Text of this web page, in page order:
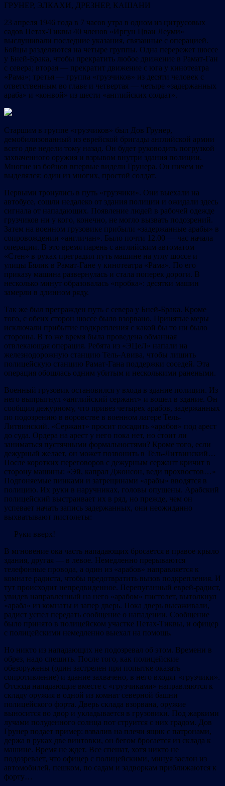
ГРУНЕР, ЭЛКАХИ, ДРЕЗНЕР, КАШАНИ
23 апреля 1946 года в 7 часов утра в одном из цитрусовых
садов Петах-Тиквы 40 членов «Иргун Цваи Леуми»
выслушивали последние указания, связанные с операцией.
Бойцы разделяются на четыре группы. Одна перережет шоссе
у Бней-Брака, чтобы прекратить любое движение в Рамат-Ган
с севера; вторая — прекратит движение с юга у кинотеатра
«Рама»; третья — группа «грузчиков» из десяти человек с
ответственным во главе и четвертая — четыре «задержанных
араба» и «конвой» из шести «английских солдат».
Старшим в группе «грузчиков» был Дов Грунер,
демобилизованный из еврейской бригады английской армии
всего две недели тому назад. Он будет руководить погрузкой
захваченного оружия и взрывом внутри здания полиции.
Многие из бойцов впервые видели Грунера. Он ничем не
выделялся: один из многих, простой солдат.
Первыми тронулись в путь «грузчики». Они выехали на
автобусе, сошли недалеко от здания полиции и ожидали здесь
сигнала от нападающих. Появление людей в рабочей одежде
грузчиков ни у кого, конечно, не могло вызвать подозрений.
Затем на военном грузовике прибыли «задержанные арабы» в
сопровождении «англичан». Было почти 12.00 — час начала
операции. В это время парень с английским автоматом
«Стен» в руках преградил путь машине на углу шоссе и
улицы Бялик в Рамат-Гане у кинотеатра «Рама». По его
приказу машина развернулась и стала поперек дороги. В
несколько минут образовалась «пробка»: десятки машин
замерли в длинном ряду.
Так же был прегражден путь с севера у Бней-Брака. Кроме
того, с обеих сторон шоссе было взорвано. Принятые меры
исключали прибытие подкрепления с какой бы то ни было
стороны. В то же время была проведена обманная
отвлекающая операция. Ребята из «ЭЦеЛ» напали на
железнодорожную станцию Тель-Авива, чтобы лишить
полицейскую станцию Рамат-Гана поддержки соседей. Эта
операция обошлась одним убитым и несколькими ранеными.
Военный грузовик остановился у входа в здание полиции. Из
него выпрыгнул «английский сержант» и вошел в здание. Он
сообщил дежурному, что привез четырех арабов, задержанных
по подозрению в воровстве в военном лагере Тель-
Литвинский. «Сержант» просит посадить «арабов» под арест
до суда. Ордера на арест у него пока нет, но стоит ли
заниматься пустячными формальностями? Кроме того, если
дежурный желает, он может позвонить в Тель-Литвинский…
После коротких переговоров с дежурным сержант кричит в
сторону машины: «Эй, капрал Джонсон, веди прохвостов…»
Подгоняемые пинками и затрещинами «арабы» вводятся в
полицию. Их руки в наручниках, головы опущены. Арабский
полицейский выстраивает их в ряд, но прежде, чем он
успевает начать запись задержанных, они неожиданно
выхватывают пистолеты:
— Руки вверх!
В мгновение ока часть нападающих бросается в правое крыло
здания, другая — в левое. Немедленно прерываются
телефонные провода, а один из «арабов» направляется к
комнате радиста, чтобы предотвратить вызов подкрепления. И
тут происходит непредвиденное. Перепуганный еврей-радист,
увидев направленный на него «арабом» пистолет, вытолкнул
«араба» из комнаты и запер дверь. Пока дверь высаживали,
радист успел передать сообщение о нападении. Сообщение
было принято в полицейском участке Петах-Тиквы, и офицер
с полицейскими немедленно выехал на помощь.
Но никто из нападающих не подозревал об этом. Времени в
обрез, надо спешить. После того, как полицейские
обезоружены (один застрелен при попытке оказать
сопротивление) и здание захвачено, в него входят «грузчики».
Отсюда нападающие вместе с «грузчиками» направляются к
складу оружия в одной из комнат северной башни
полицейского форта. Дверь склада взорвана, оружие
выносится во двор и укладывается в грузовики. Под жаркими
лучами полуденного солнца пот струится с них градом. Дов
Грунер подает пример: взвалив на плечи ящик с патронами,
держа в руках две винтовки, он бегом бросается из склада к
машине. Время не ждет. Все спешат, хотя никто не
подозревает, что офицер с полицейскими, минуя заслон из
автомобилей, пешком, по садам и задворкам приближаются к
форту…